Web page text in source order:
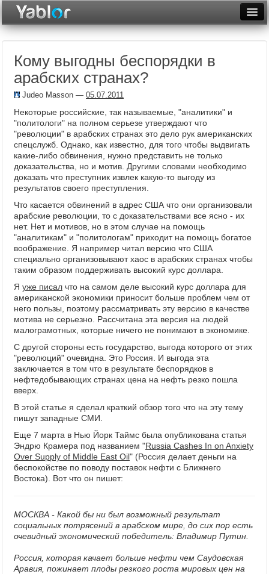
Неделя
Месяц
Архив
Фототоп
Видеотоп
Кому выгодны беспорядки в
арабских странах?
Judeo Masson — 05.07.2011
Некоторые российские, так называемые, "аналитики" и
"политологи" на полном серьезе утверждают что
"революции" в арабских странах это дело рук американских
спецслужб. Однако, как известно, для того чтобы выдвигать
какие-либо обвинения, нужно представить не только
доказательства, но и мотив. Другими словами необходимо
доказать что преступник извлек какую-то выгоду из
результатов своего преступления.
Что касается обвинений в адрес США что они организовали
арабские революции, то с доказательствами все ясно - их
нет. Нет и мотивов, но в этом случае на помощь
"аналитикам" и "политологам" приходит на помощь богатое
воображение. Я например читал версию что США
специально организовывают хаос в арабских странах чтобы
таким образом поддерживать высокий курс доллара.
Я уже писал что на самом деле высокий курс доллара для
американской экономики приносит больше проблем чем от
него пользы, поэтому рассматривать эту версию в качестве
мотива не серьезно. Рассчитана эта версия на людей
малограмотных, которые ничего не понимают в экономике.
С другой стороны есть государство, выгода которого от этих
"революций" очевидна. Это Россия. И выгода эта
заключается в том что в результате беспорядков в
нефтедобывающих странах цена на нефть резко пошла
вверх.
В этой статье я сделал краткий обзор того что на эту тему
пишут западные СМИ.
Еще 7 марта в Нью Йорк Таймс была опубликована статья
Эндрю Крамера под названием "Russia Cashes In on Anxiety
Over Supply of Middle East Oil" (Россия делает деньги на
беспокойстве по поводу поставок нефти с Ближнего
Востока). Вот что он пишет:
МОСКВА - Какой бы ни был возможный результат
социальных потрясений в арабском мире, до сих пор есть
очевидный экономический победитель: Владимир Путин.
Россия, которая качает больше нефти чем Саудовская
Аравия, пожинает плоды резкого роста мировых цен на